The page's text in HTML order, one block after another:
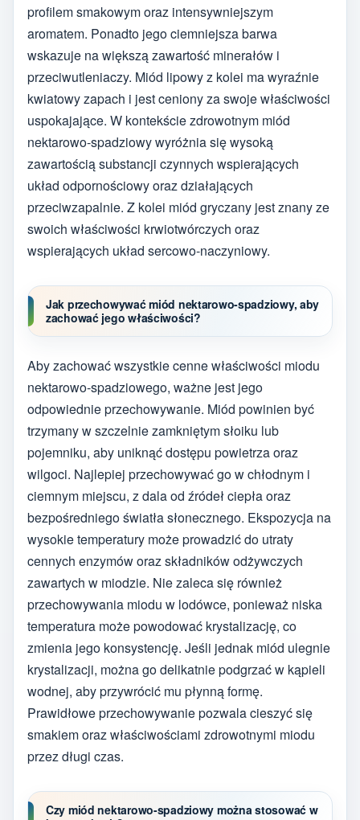
profilem smakowym oraz intensywniejszym
aromatem. Ponadto jego ciemniejsza barwa
wskazuje na większą zawartość minerałów i
przeciwutleniaczy. Miód lipowy z kolei ma wyraźnie
kwiatowy zapach i jest ceniony za swoje właściwości
uspokajające. W kontekście zdrowotnym miód
nektarowo-spadziowy wyróżnia się wysoką
zawartością substancji czynnych wspierających
układ odpornościowy oraz działających
przeciwzapalnie. Z kolei miód gryczany jest znany ze
swoich właściwości krwiotwórczych oraz
wspierających układ sercowo-naczyniowy.
Jak przechowywać miód nektarowo-spadziowy, aby
zachować jego właściwości?
Aby zachować wszystkie cenne właściwości miodu
nektarowo-spadziowego, ważne jest jego
odpowiednie przechowywanie. Miód powinien być
trzymany w szczelnie zamkniętym słoiku lub
pojemniku, aby uniknąć dostępu powietrza oraz
wilgoci. Najlepiej przechowywać go w chłodnym i
ciemnym miejscu, z dala od źródeł ciepła oraz
bezpośredniego światła słonecznego. Ekspozycja na
wysokie temperatury może prowadzić do utraty
cennych enzymów oraz składników odżywczych
zawartych w miodzie. Nie zaleca się również
przechowywania miodu w lodówce, ponieważ niska
temperatura może powodować krystalizację, co
zmienia jego konsystencję. Jeśli jednak miód ulegnie
krystalizacji, można go delikatnie podgrzać w kąpieli
wodnej, aby przywrócić mu płynną formę.
Prawidłowe przechowywanie pozwala cieszyć się
smakiem oraz właściwościami zdrowotnymi miodu
przez długi czas.
Czy miód nektarowo-spadziowy można stosować w